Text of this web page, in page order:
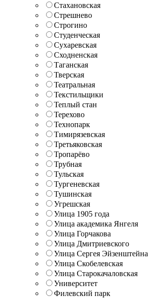
Стахановская
Стрешнево
Строгино
Студенческая
Сухаревская
Сходненская
Таганская
Тверская
Театральная
Текстильщики
Теплый стан
Терехово
Технопарк
Тимирязевская
Третьяковская
Тропарёво
Трубная
Тульская
Тургеневская
Тушинская
Угрешская
Улица 1905 года
Улица академика Янгеля
Улица Горчакова
Улица Дмитриевского
Улица Сергея Эйзенштейна
Улица Скобелевская
Улица Старокачаловская
Университет
Филевский парк